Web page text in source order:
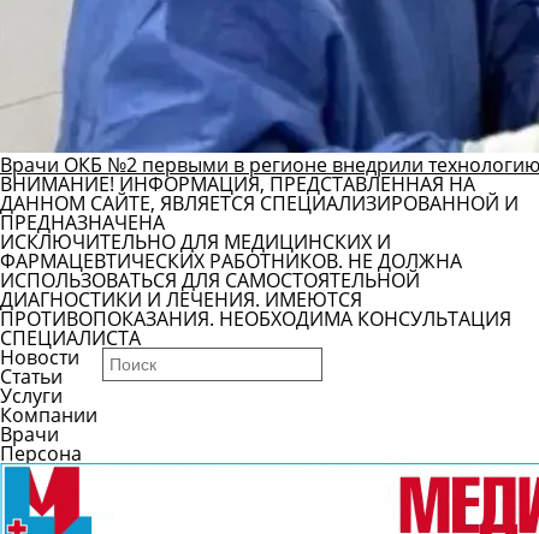
Врачи ОКБ №2 первыми в регионе внедрили
ВНИМАНИЕ! ИНФОРМАЦИЯ, ПРЕДСТАВЛЕННАЯ НА
ДАННОМ САЙТЕ, ЯВЛЯЕТСЯ СПЕЦИАЛИЗИРОВАННОЙ И
ПРЕДНАЗНАЧЕНА
ИСКЛЮЧИТЕЛЬНО ДЛЯ МЕДИЦИНСКИХ И
ФАРМАЦЕВТИЧЕСКИХ РАБОТНИКОВ. НЕ ДОЛЖНА
ИСПОЛЬЗОВАТЬСЯ ДЛЯ САМОСТОЯТЕЛЬНОЙ
ДИАГНОСТИКИ И ЛЕЧЕНИЯ. ИМЕЮТСЯ
ПРОТИВОПОКАЗАНИЯ. НЕОБХОДИМА КОНСУЛЬТАЦИЯ
СПЕЦИАЛИСТА
Новости
Статьи
Услуги
Компании
Врачи
Персона